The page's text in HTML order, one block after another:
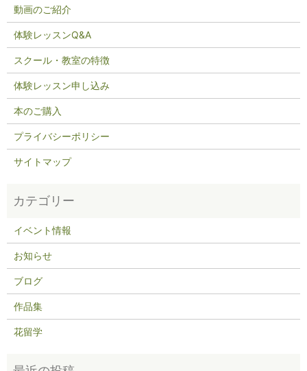
動画のご紹介
体験レッスンQ&A
スクール・教室の特徴
体験レッスン申し込み
本のご購入
プライバシーポリシー
サイトマップ
イベント情報
お知らせ
ブログ
作品集
花留学